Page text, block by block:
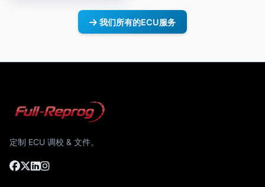
我们所有的ECU服务
定制 ECU 调校 & 文件。